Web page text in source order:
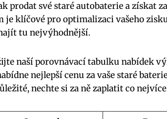
​prodat své staré ‌autobaterie a ⁤získat
klíčové pro optimalizaci vašeho
tu nejvýhodnější.
naší porovnávací tabulku nabídek
nejlepší cenu za vaše staré
nechte si za ně ​zaplatit co